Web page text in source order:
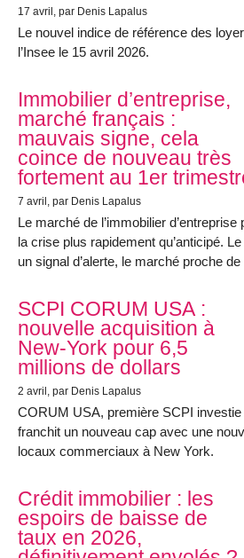
17 avril , par Denis Lapalus
Le nouvel indice de référence des
l’Insee le 15 avril 2026.
Immobilier d’entreprise,
marché français :
mauvais signe, cela
coince de nouveau très
fortement au 1er
7 avril , par Denis Lapalus
Le marché de l’immobilier
la crise plus rapidement qu’anticipé.
un signal d’alerte, le marché proche de
SCPI CORUM USA :
nouvelle acquisition à
New-York pour 6,5
millions de dollars
2 avril , par Denis Lapalus
CORUM USA, première SCPI
franchit un nouveau cap avec une
locaux commerciaux à New York.
Crédit immobilier : les
espoirs de baisse de
taux en 2026,